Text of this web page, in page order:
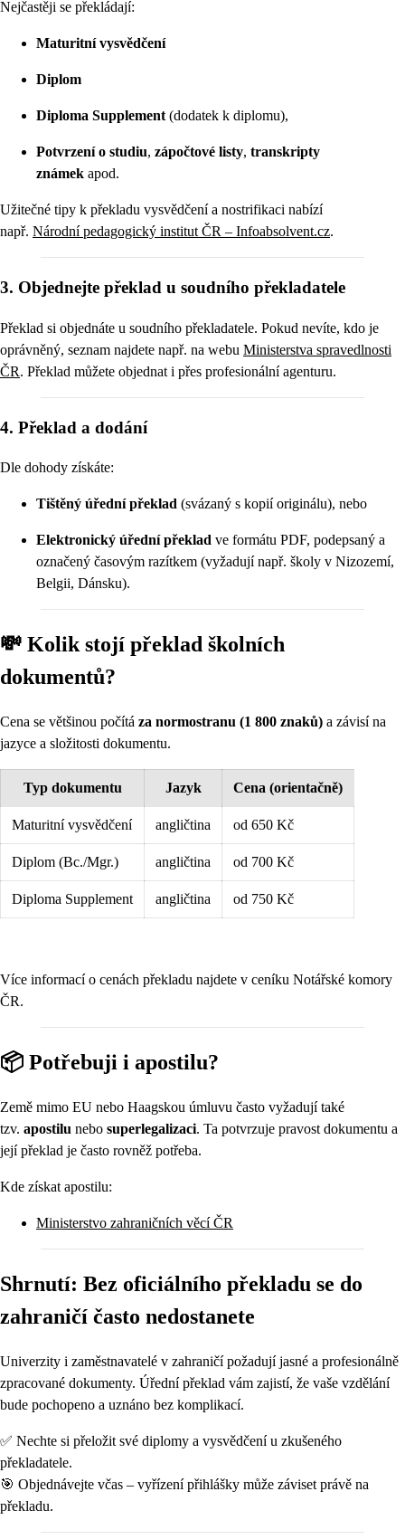
Nejčastěji se překládají:
Maturitní vysvědčení
Diplom
Diploma Supplement (dodatek k diplomu),
Potvrzení o studiu, zápočtové listy, transkripty
známek apod.
Užitečné tipy k překladu vysvědčení a nostrifikaci nabízí
např. Národní pedagogický institut ČR – Infoabsolvent.cz.
3. Objednejte překlad u soudního překladatele
Překlad si objednáte u soudního překladatele. Pokud nevíte, kdo je
oprávněný, seznam najdete např. na webu Ministerstva spravedlnosti
ČR. Překlad můžete objednat i přes profesionální agenturu.
4. Překlad a dodání
Dle dohody získáte:
Tištěný úřední překlad (svázaný s kopií originálu), nebo
Elektronický úřední překlad ve formátu PDF, podepsaný a
označený časovým razítkem (vyžadují např. školy v Nizozemí,
Belgii, Dánsku).
💸 Kolik stojí překlad školních
dokumentů?
Cena se většinou počítá za normostranu (1 800 znaků) a závisí na
jazyce a složitosti dokumentu.
Typ dokumentu Jazyk Cena (orientačně)
Maturitní vysvědčení angličtina od 650 Kč
Diplom (Bc./Mgr.) angličtina od 700 Kč
Diploma Supplement angličtina od 750 Kč
Více informací o cenách překladu najdete v ceníku Notářské komory
ČR.
📦 Potřebuji i apostilu?
Země mimo EU nebo Haagskou úmluvu často vyžadují také
tzv. apostilu nebo superlegalizaci. Ta potvrzuje pravost dokumentu a
její překlad je často rovněž potřeba.
Kde získat apostilu:
Ministerstvo zahraničních věcí ČR
Shrnutí: Bez oficiálního překladu se do
zahraničí často nedostanete
Univerzity i zaměstnavatelé v zahraničí požadují jasné a profesionálně
zpracované dokumenty. Úřední překlad vám zajistí, že vaše vzdělání
bude pochopeno a uznáno bez komplikací.
✅ Nechte si přeložit své diplomy a vysvědčení u zkušeného
překladatele.
🎯 Objednávejte včas – vyřízení přihlášky může záviset právě na
překladu.